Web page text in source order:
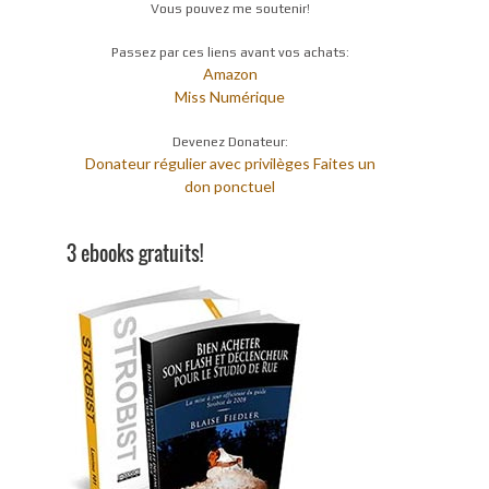
Vous pouvez me soutenir!
Passez par ces liens avant vos achats:
Amazon
Miss Numérique
Devenez Donateur:
Donateur régulier avec privilèges Faites un
don ponctuel
3 ebooks gratuits!